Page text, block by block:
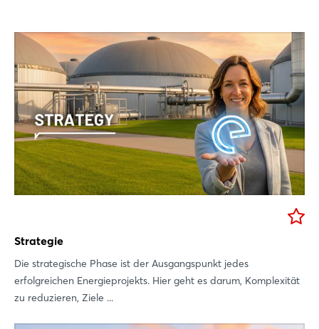
Whatsapp
Link kopieren
Strategie
Die strategische Phase ist der Ausgangspunkt jedes
erfolgreichen Energieprojekts. Hier geht es darum, Komplexität
zu reduzieren, Ziele ...